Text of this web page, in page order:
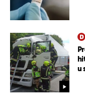
u